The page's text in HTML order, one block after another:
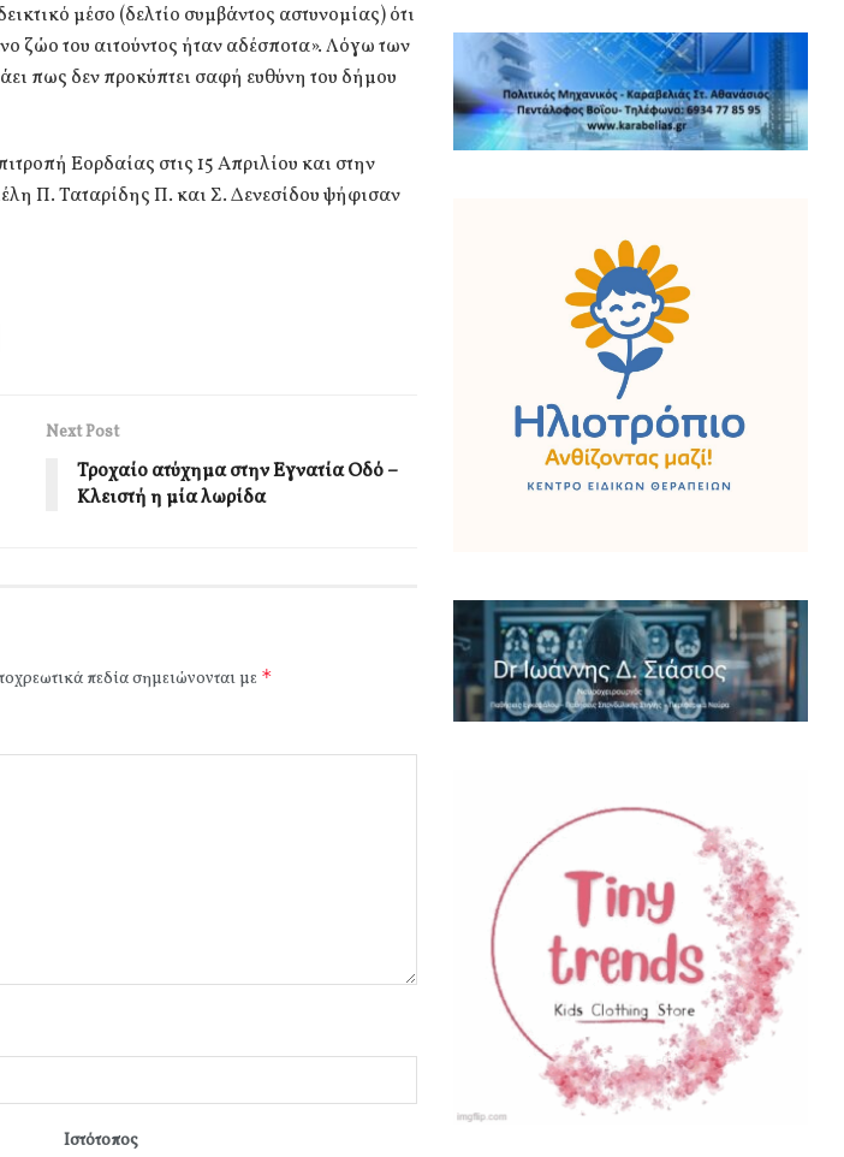
μέσο (δελτίο συμβάντος αστυνομίας) ότι
ζώο του αιτούντος ήταν αδέσποτα». Λόγω των
πως δεν προκύπτει σαφή ευθύνη του δήμου
Εορδαίας στις 15 Απριλίου και στην
Π. Ταταρίδης Π. και Σ. Δενεσίδου ψήφισαν
Next Post
Τροχαίο ατύχημα στην Εγνατία Οδό –
Κλειστή η μία λωρίδα
πεδία σημειώνονται με *
Ιστότοπος